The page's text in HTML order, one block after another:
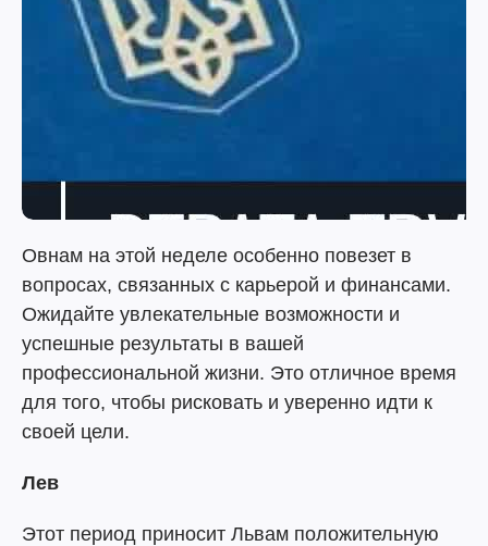
Овнам на этой неделе особенно повезет в
вопросах, связанных с карьерой и финансами.
Ожидайте увлекательные возможности и
успешные результаты в вашей
профессиональной жизни. Это отличное время
для того, чтобы рисковать и уверенно идти к
своей цели.
Лев
Этот период приносит Львам положительную